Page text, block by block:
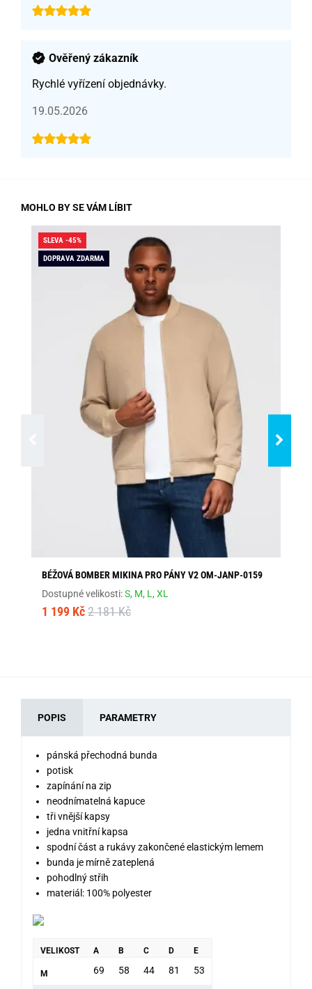
Ověřený zákazník
Rychlé vyřízení objednávky.
19.05.2026
MOHLO BY SE VÁM LÍBIT
SLEVA -45%
DOPRAVA ZDARMA
BÉŽOVÁ BOMBER MIKINA PRO PÁNY V2 OM-JANP-0159
Dostupné velikosti:S, M, L,XL
1 199 Kč 2 181 Kč
POPIS PARAMETRY
pánská přechodná bunda
potisk
zapínání na zip
neodnímatelná kapuce
tři vnější kapsy
jedna vnitřní kapsa
spodní část a rukávy zakončené elastickým lemem
bunda je mírně zateplená
pohodlný střih
materiál: 100% polyester
VELIKOST A B C D E
M 69 58 44 81 53